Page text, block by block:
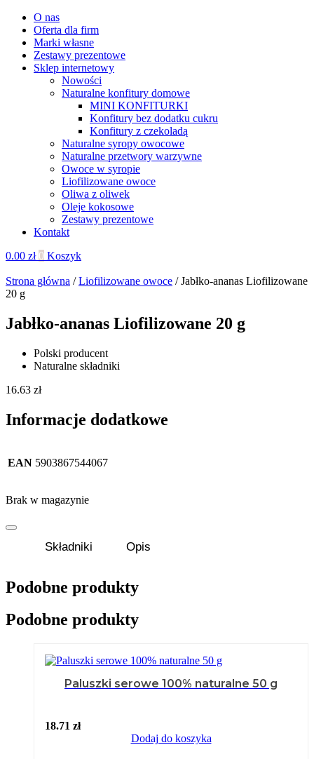
O nas
Oferta dla firm
Marki własne
Zestawy prezentowe
Sklep internetowy
Nowości
Naturalne konfitury domowe
MINI KONFITURKI
Konfitury bez dodatku cukru
Konfitury z czekoladą
Naturalne syropy owocowe
Naturalne przetwory warzywne
Owoce w syropie
Liofilizowane owoce
Oliwa z oliwek
Oleje kokosowe
Zestawy prezentowe
Kontakt
0.00 zł 0 Koszyk
Strona główna /Liofilizowane owoce / Jabłko-ananas Liofilizowane
20 g
Jabłko-ananas Liofilizowane 20 g
Polski producent
Naturalne składniki
16.63 zł
Informacje dodatkowe
EAN 5903867544067
Brak w magazynie
Składniki Opis
Podobne produkty
Podobne produkty
Paluszki serowe 100% naturalne 50 g
18.71 zł
Dodaj do koszyka